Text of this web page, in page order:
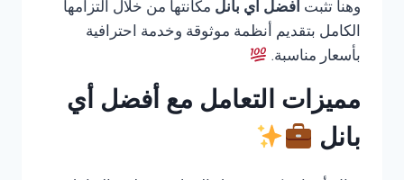
وهنا تثبت أفضل أي بانل مكانتها من خلال التزامها
الكامل بتقديم أنظمة موثوقة وخدمة احترافية
بأسعار مناسبة.
مميزات التعامل مع أفضل أي
بانل